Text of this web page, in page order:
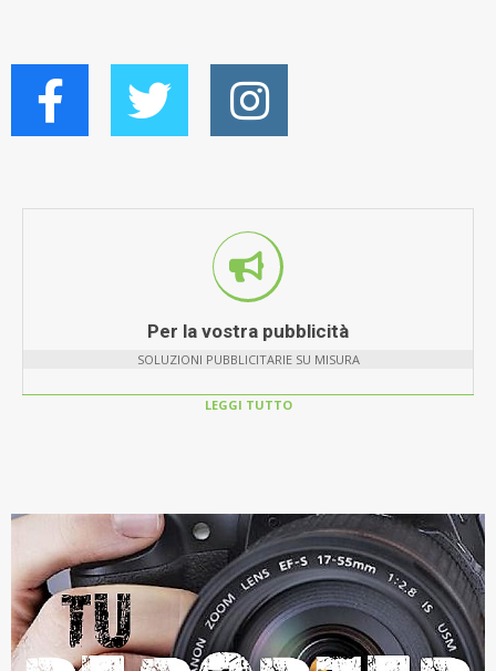
Per la vostra pubblicità
SOLUZIONI PUBBLICITARIE SU MISURA
LEGGI TUTTO